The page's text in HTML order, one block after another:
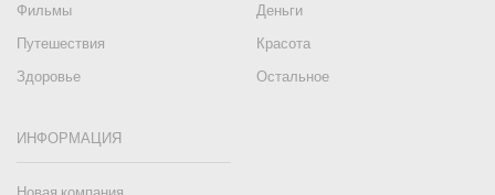
Фильмы
Деньги
Путешествия
Красота
Здоровье
Остальное
ИНФОРМАЦИЯ